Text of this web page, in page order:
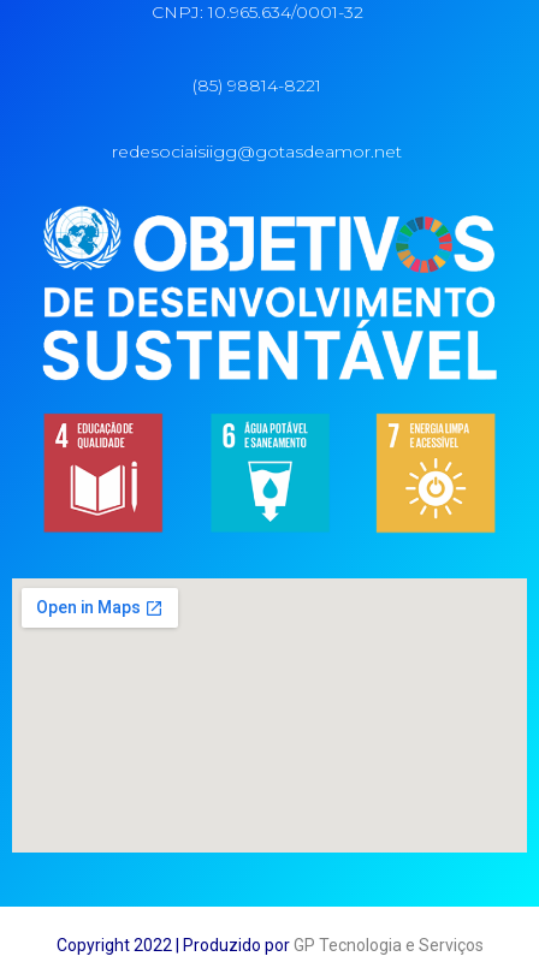
CNPJ: 10.965.634/0001-32
(85) 98814-8221
redesociaisiigg@gotasdeamor.net
Copyright 2022 | Produzido por GP Tecnologia e Serviços